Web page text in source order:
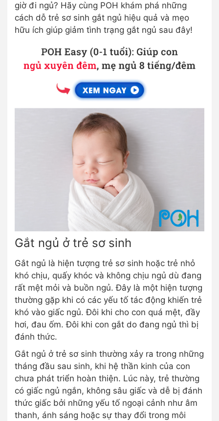
giờ đi ngủ? Hãy cùng POH khám phá những
cách dỗ trẻ sơ sinh gắt ngủ hiệu quả và mẹo
hữu ích giúp giảm tình trạng gắt ngủ sau đây!
Gắt ngủ ở trẻ sơ sinh
Gắt ngủ là hiện tượng trẻ sơ sinh hoặc trẻ nhỏ
khó chịu, quấy khóc và không chịu ngủ dù đang
rất mệt mỏi và buồn ngủ. Đây là một hiện tượng
thường gặp khi có các yếu tố tác động khiến trẻ
khó vào giấc ngủ. Đôi khi cho con quá mệt, đầy
hơi, đau ốm. Đôi khi con gắt do đang ngủ thì bị
đánh thức.
Gắt ngủ ở trẻ sơ sinh thường xảy ra trong những
tháng đầu sau sinh, khi hệ thần kinh của con
chưa phát triển hoàn thiện. Lúc này, trẻ thường
có giấc ngủ ngắn, không sâu giấc và dễ bị đánh
thức giấc bởi những yếu tố ngoại cảnh như âm
thanh, ánh sáng hoặc sự thay đổi trong môi